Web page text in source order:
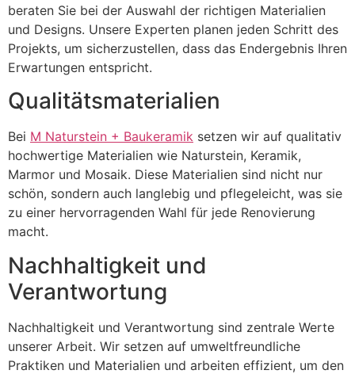
beraten Sie bei der Auswahl der richtigen Materialien
und Designs. Unsere Experten planen jeden Schritt des
Projekts, um sicherzustellen, dass das Endergebnis Ihren
Erwartungen entspricht.
Qualitätsmaterialien
Bei M Naturstein + Baukeramik setzen wir auf qualitativ
hochwertige Materialien wie Naturstein, Keramik,
Marmor und Mosaik. Diese Materialien sind nicht nur
schön, sondern auch langlebig und pflegeleicht, was sie
zu einer hervorragenden Wahl für jede Renovierung
macht.
Nachhaltigkeit und
Verantwortung
Nachhaltigkeit und Verantwortung sind zentrale Werte
unserer Arbeit. Wir setzen auf umweltfreundliche
Praktiken und Materialien und arbeiten effizient, um den